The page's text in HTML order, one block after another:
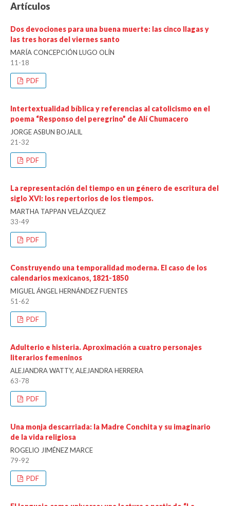
Artículos
Dos devociones para una buena muerte: las cinco llagas y
las tres horas del viernes santo
MARÍA CONCEPCIÓN LUGO OLÍN
11-18
PDF
Intertextualidad bíblica y referencias al catolicismo en el
poema “Responso del peregrino” de Alí Chumacero
JORGE ASBUN BOJALIL
21-32
PDF
La representación del tiempo en un género de escritura del
siglo XVI: los repertorios de los tiempos.
MARTHA TAPPAN VELÁZQUEZ
33-49
PDF
Construyendo una temporalidad moderna. El caso de los
calendarios mexicanos, 1821-1850
MIGUEL ÁNGEL HERNÁNDEZ FUENTES
51-62
PDF
Adulterio e histeria. Aproximación a cuatro personajes
literarios femeninos
ALEJANDRA WATTY, ALEJANDRA HERRERA
63-78
PDF
Una monja descarriada: la Madre Conchita y su imaginario
de la vida religiosa
ROGELIO JIMÉNEZ MARCE
79-92
PDF